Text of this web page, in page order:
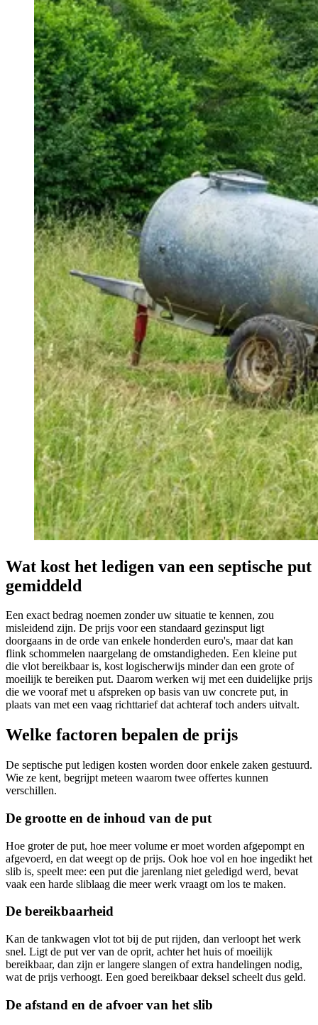
Wat kost het ledigen van een septische put
gemiddeld
Een exact bedrag noemen zonder uw situatie te kennen, zou
misleidend zijn. De prijs voor een standaard gezinsput ligt
doorgaans in de orde van enkele honderden euro's, maar dat kan
flink schommelen naargelang de omstandigheden. Een kleine put
die vlot bereikbaar is, kost logischerwijs minder dan een grote of
moeilijk te bereiken put. Daarom werken wij met een duidelijke prijs
die we vooraf met u afspreken op basis van uw concrete put, in
plaats van met een vaag richttarief dat achteraf toch anders uitvalt.
Welke factoren bepalen de prijs
De septische put ledigen kosten worden door enkele zaken gestuurd.
Wie ze kent, begrijpt meteen waarom twee offertes kunnen
verschillen.
De grootte en de inhoud van de put
Hoe groter de put, hoe meer volume er moet worden afgepompt en
afgevoerd, en dat weegt op de prijs. Ook hoe vol en hoe ingedikt het
slib is, speelt mee: een put die jarenlang niet geledigd werd, bevat
vaak een harde sliblaag die meer werk vraagt om los te maken.
De bereikbaarheid
Kan de tankwagen vlot tot bij de put rijden, dan verloopt het werk
snel. Ligt de put ver van de oprit, achter het huis of moeilijk
bereikbaar, dan zijn er langere slangen of extra handelingen nodig,
wat de prijs verhoogt. Een goed bereikbaar deksel scheelt dus geld.
De afstand en de afvoer van het slib